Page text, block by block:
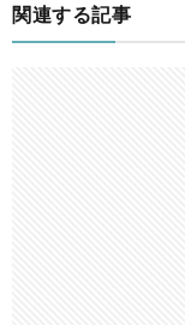
関連する記事